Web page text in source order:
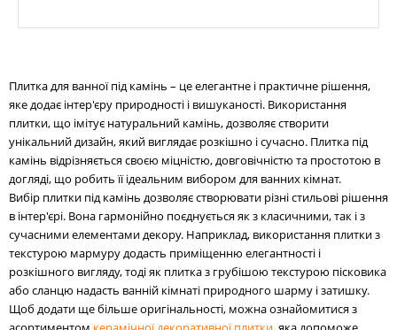
Плитка для ванної під камінь – це елегантне і практичне рішення,
яке додає інтер'єру природності і вишуканості. Використання
плитки, що імітує натуральний камінь, дозволяє створити
унікальний дизайн, який виглядає розкішно і сучасно. Плитка під
камінь відрізняється своєю міцністю, довговічністю та простотою в
догляді, що робить її ідеальним вибором для ванних кімнат.
Вибір плитки під камінь дозволяє створювати різні стильові рішення
в інтер'єрі. Вона гармонійно поєднується як з класичними, так і з
сучасними елементами декору. Наприклад, використання плитки з
текстурою мармуру додасть приміщенню елегантності і
розкішного вигляду, тоді як плитка з грубішою текстурою пісковика
або сланцю надасть ванній кімнаті природного шарму і затишку.
Щоб додати ще більше оригінальності, можна ознайомитися з